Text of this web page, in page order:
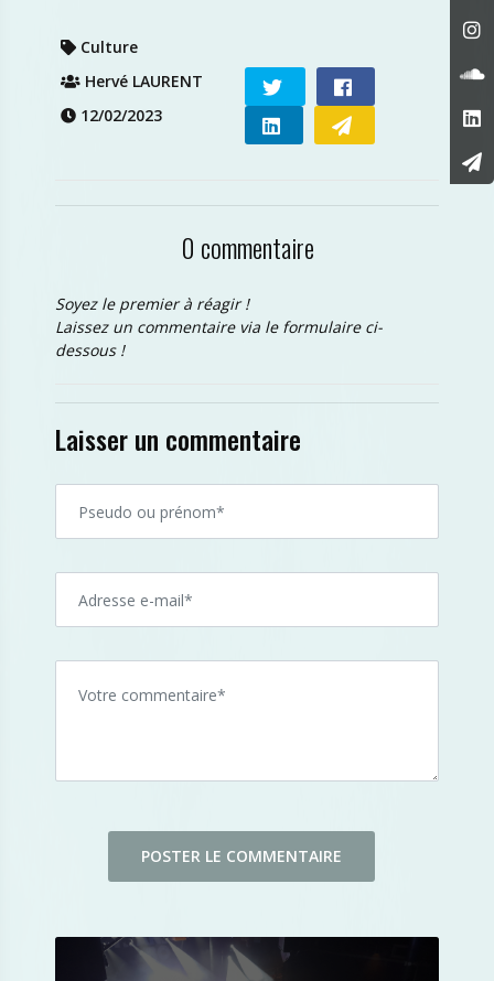
Culture
Hervé LAURENT
12/02/2023
0 commentaire
Soyez le premier à réagir !
Laissez un commentaire via le formulaire ci-
dessous !
Laisser un commentaire